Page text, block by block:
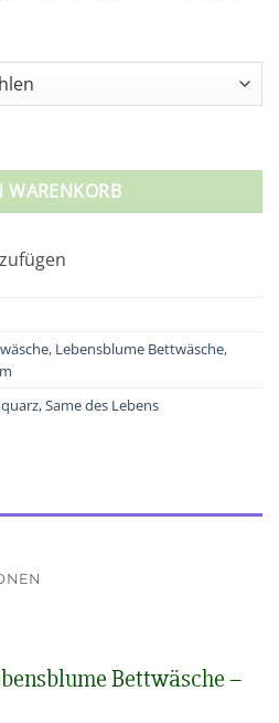
Bettwäsche - Blue Dream
WARENKORB
, Lebensblume Bettwäsche,
,Same des Lebens
Bettwäsche –